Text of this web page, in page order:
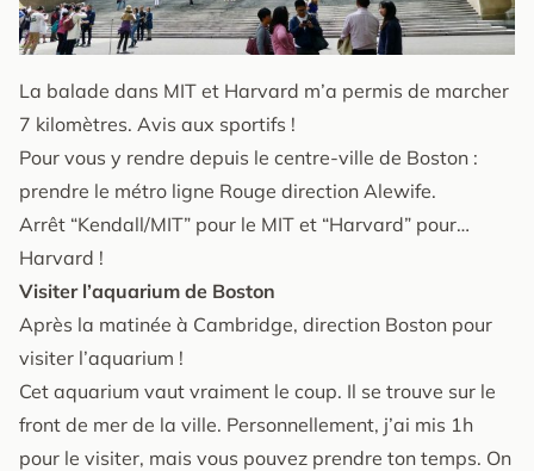
La balade dans MIT et Harvard m’a permis de marcher
7 kilomètres. Avis aux sportifs !
Pour vous y rendre depuis le centre-ville de Boston :
prendre le métro ligne Rouge direction Alewife.
Arrêt “Kendall/MIT” pour le MIT et “Harvard” pour…
Harvard !
Visiter l’aquarium de Boston
Après la matinée à Cambridge, direction Boston pour
visiter l’aquarium !
Cet aquarium vaut vraiment le coup. Il se trouve sur le
front de mer de la ville. Personnellement, j’ai mis 1h
pour le visiter, mais vous pouvez prendre ton temps. On